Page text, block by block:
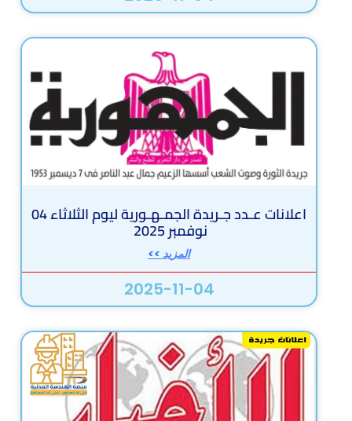
اعلانات عـدد جـريدة الجمـهـورية ليوم الثلاثاء 04
نوفمبر 2025
المزيد >>
2025-11-04